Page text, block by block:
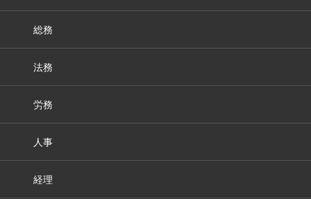
総務
法務
労務
人事
経理